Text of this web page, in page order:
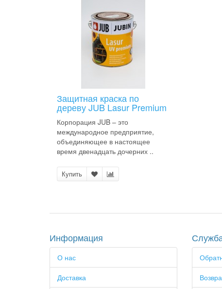
Защитная краска по
дереву JUB Lasur Premium
Корпорация JUB – это
международное предприятие,
объединяющее в настоящее
время двенадцать дочерних ..
Купить
Информация
О нас
Доставка